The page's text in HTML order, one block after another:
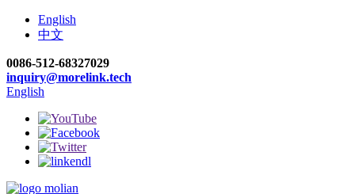
English
中文
0086-512-68327029
inquiry@morelink.tech
English